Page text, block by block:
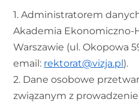
1. Administratorem
Akademia Ekonomiczno-
Warszawie (ul. Okopowa
email: rektorat@vizja.pl).
2. Dane osobowe
związanym z